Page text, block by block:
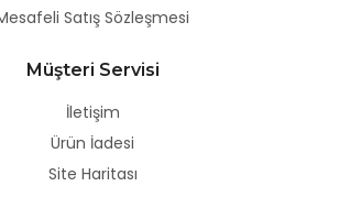
Satış Sözleşmesi
Müşteri Servisi
İletişim
Ürün İadesi
Site Haritası